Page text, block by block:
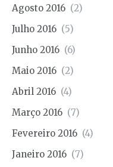
Agosto 2016 (2)
Julho 2016 (5)
Junho 2016 (6)
Maio 2016 (2)
Abril 2016 (4)
Março 2016 (7)
Fevereiro 2016 (4)
Janeiro 2016 (7)